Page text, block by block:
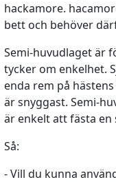
hackamore.
bett och behöver
Semi-huvudlaget är
tycker om enkelhet.
enda rem på
är snyggast. Semi-
är enkelt att fästa en
Så:
- Vill du kunna